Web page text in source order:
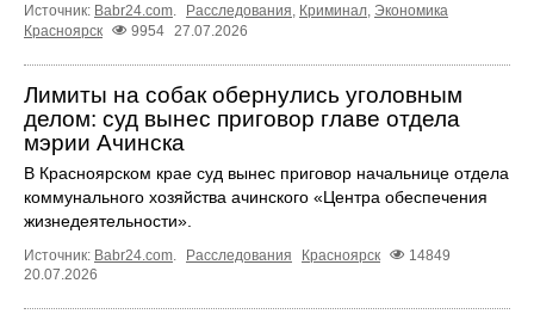
Источник: Babr24.com Расследования Криминал Экономика
Красноярск
9954 27.07.2026
Лимиты на собак обернулись уголовным
делом: суд вынес приговор главе отдела
мэрии Ачинска
В Красноярском крае суд вынес приговор начальнице отдела
коммунального хозяйства ачинского «Центра обеспечения
жизнедеятельности».
Источник: Babr24.com Расследования Красноярск
14849
20.07.2026